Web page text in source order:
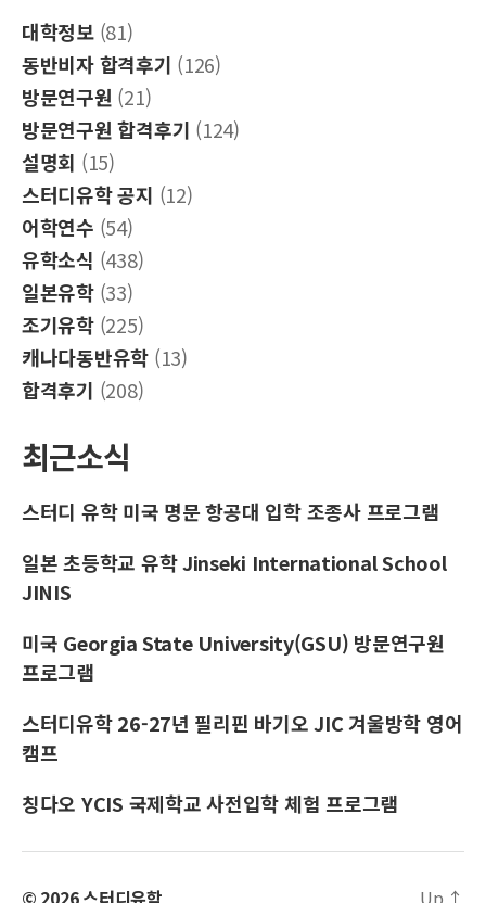
대학정보(81)
동반비자 합격후기 (126)
방문연구원 (21)
방문연구원 합격후기 (124)
설명회 (15)
스터디유학 공지 (12)
어학연수 (54)
유학소식 (438)
일본유학(33)
조기유학(225)
캐나다동반유학 (13)
합격후기 (208)
최근소식
스터디 유학 미국 명문 항공대 입학 조종사 프로그램
일본 초등학교 유학 Jinseki International School
JINIS
미국 Georgia State University(GSU) 방문연구원
프로그램
스터디유학 26-27년 필리핀 바기오 JIC 겨울방학 영어
캠프
칭다오 YCIS 국제학교 사전입학 체험 프로그램
© 2026스터디유학 Up ↑